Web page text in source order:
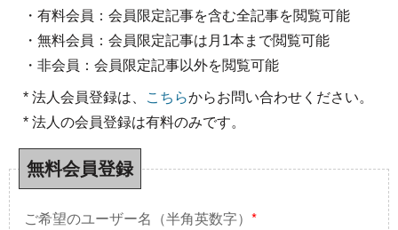
・有料会員：会員限定記事を含む全記事を閲覧可能
・無料会員：会員限定記事は月1本まで閲覧可能
・非会員：会員限定記事以外を閲覧可能
* 法人会員登録は、 こちらからお問い合わせください。
* 法人の会員登録は有料のみです。
無料会員登録
ご希望のユーザー名（半角英数字） *